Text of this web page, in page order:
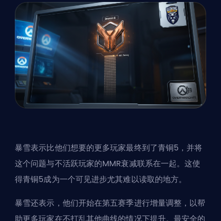
暴雪表示比他们想要的更多玩家最终到了青铜5，并将
这个问题与不活跃玩家的MMR衰减联系在一起。这使
得青铜5成为一个可见进步尤其难以读取的地方。
暴雪还表示，他们开始在第五赛季进行增量调整，以帮